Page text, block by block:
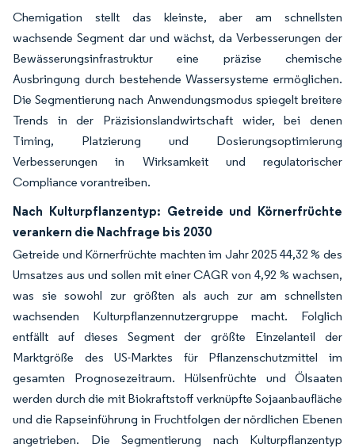
Chemigation stellt das kleinste, aber am schnellsten
wachsende Segment dar und wächst, da Verbesserungen der
Bewässerungsinfrastruktur eine präzise chemische
Ausbringung durch bestehende Wassersysteme ermöglichen.
Die Segmentierung nach Anwendungsmodus spiegelt breitere
Trends in der Präzisionslandwirtschaft wider, bei denen
Timing, Platzierung und Dosierungsoptimierung
Verbesserungen in Wirksamkeit und regulatorischer
Compliance vorantreiben.
Nach Kulturpflanzentyp: Getreide und Körnerfrüchte
verankern die Nachfrage bis 2030
Getreide und Körnerfrüchte machten im Jahr 2025 44,32 % des
Umsatzes aus und sollen mit einer CAGR von 4,92 % wachsen,
was sie sowohl zur größten als auch zur am schnellsten
wachsenden Kulturpflanzennutzergruppe macht. Folglich
entfällt auf dieses Segment der größte Einzelanteil der
Marktgröße des US-Marktes für Pflanzenschutzmittel im
gesamten Prognosezeitraum. Hülsenfrüchte und Ölsaaten
werden durch die mit Biokraftstoff verknüpfte Sojaanbaufläche
und die Rapseinführung in Fruchtfolgen der nördlichen Ebenen
angetrieben. Die Segmentierung nach Kulturpflanzentyp